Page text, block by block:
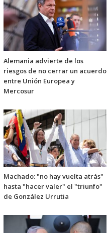
Alemania advierte de los
riesgos de no cerrar un acuerdo
entre Unión Europea y
Mercosur
Machado: "no hay vuelta atrás"
hasta "hacer valer" el "triunfo"
de González Urrutia